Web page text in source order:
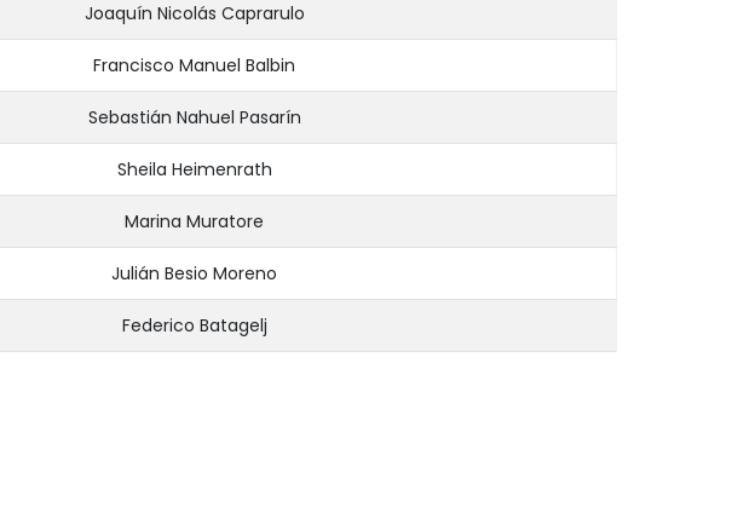
Joaquín Nicolás Caprarulo
Francisco Manuel Balbin
Sebastián Nahuel Pasarín
Sheila Heimenrath
Marina Muratore
Julián Besio Moreno
Federico Batagelj